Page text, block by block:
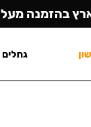
בהזמנה מעל ₪449
גחלים